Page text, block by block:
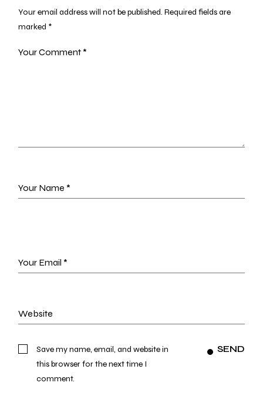
Your email address will not be published. Required fields are
marked *
Save my name, email, and website in
this browser for the next time I
comment.
SEND